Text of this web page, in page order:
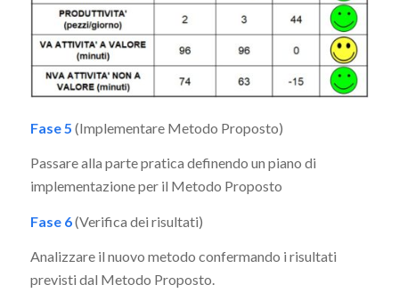
Fase 5 (Implementare Metodo Proposto)
Passare alla parte pratica definendo un piano di
implementazione per il Metodo Proposto
Fase 6(Verifica dei risultati)
Analizzare il nuovo metodo confermando i risultati
previsti dal Metodo Proposto.